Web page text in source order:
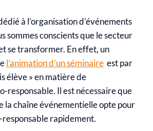
à l’organisation d’événements
sommes conscients que le secteur
se transformer. En effet, un
l’animation d’un séminaire est par
élève » en matière de
responsable. Il est nécessaire que
la chaîne événementielle opte pour
rapidement.